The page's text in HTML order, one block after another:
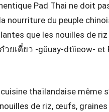
Pad Thai ne doit
nourriture du peuple
que les nouilles de riz
วยเตี๋ยว -gŭuay-dtĭieow- et
thaïlandaise même
de riz, œufs, graines